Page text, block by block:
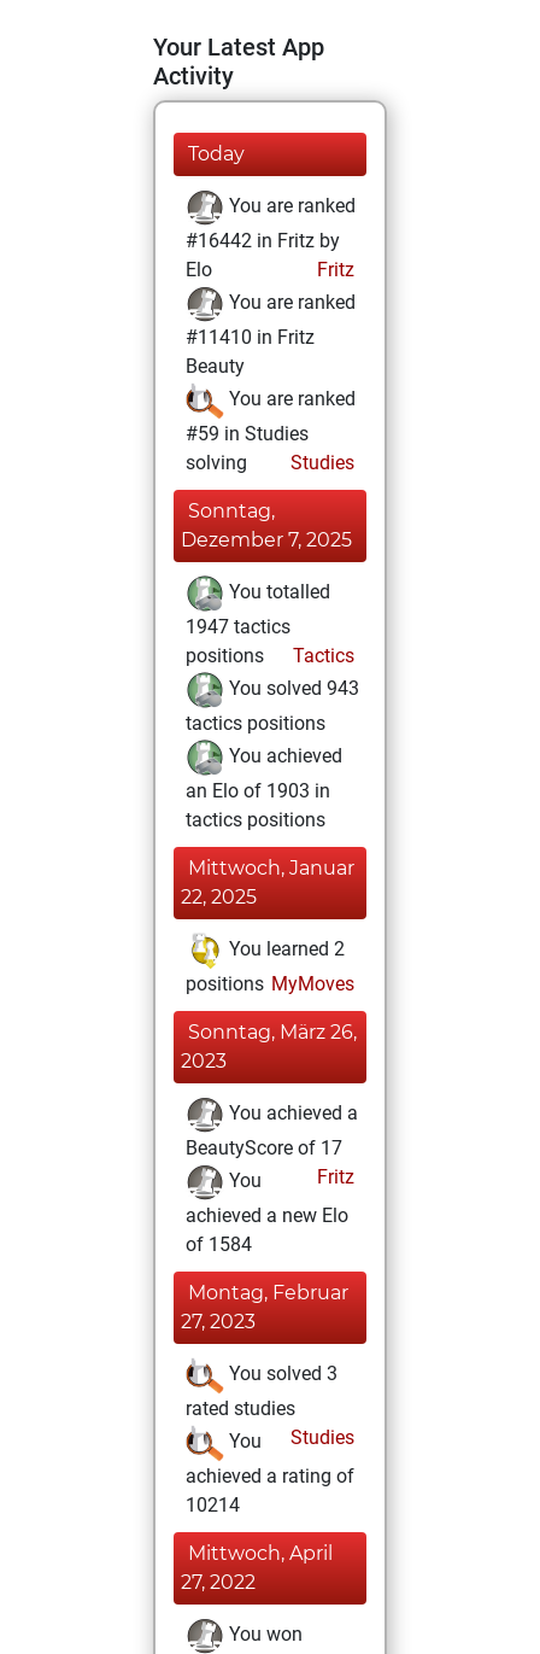
Your Latest App
Activity
Today
You are ranked
#16442 in Fritz by
Elo
Fritz
You are ranked
#11410 in Fritz
Beauty
You are ranked
#59 in Studies
solving
Studies
Sonntag,
Dezember 7, 2025
You totalled
1947 tactics
positions
Tactics
You solved 943
tactics positions
You achieved
an Elo of 1903 in
tactics positions
Mittwoch, Januar
22, 2025
You learned 2
positions MyMoves
Sonntag, März 26,
2023
You achieved a
BeautyScore of 17
Fritz
You
achieved a new Elo
of 1584
Montag, Februar
27, 2023
You solved 3
rated studies
Studies
You
achieved a rating of
10214
Mittwoch, April
27, 2022
You won